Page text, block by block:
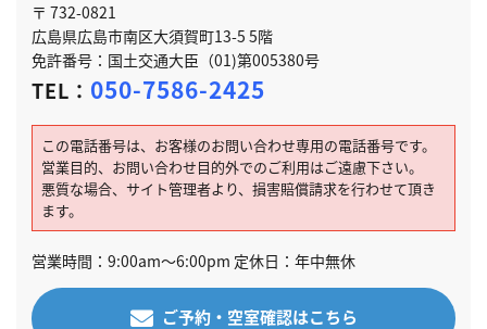
〒 732-0821
広島県広島市南区大須賀町13-5 5階
免許番号：国土交通大臣（01)第005380号
TEL： 050-7586-2425
この電話番号は、お客様のお問い合わせ専用の電話番号です。
営業目的、お問い合わせ目的外でのご利用はご遠慮下さい。
悪質な場合、サイト管理者より、損害賠償請求を行わせて頂き
ます。
営業時間：9:00am～6:00pm 定休日：年中無休
ご予約・空室確認はこちら